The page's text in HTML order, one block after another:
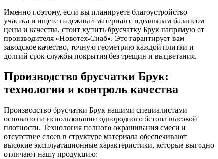
Именно поэтому, если вы планируете благоустройство
участка и ищете надежный материал с идеальным балансом
цены и качества, стоит купить брусчатку Брук напрямую от
производителя «Новотех-Снаб». Это гарантирует вам
заводское качество, точную геометрию каждой плитки и
долгий срок службы покрытия без трещин и выцветания.
Производство брусчатки Брук:
технологии и контроль качества
Производство брусчатки Брук нашими специалистами
основано на использовании однородного бетона высокой
плотности. Технология полного окрашивания смеси и
отсутствие слоев в структуре материала обеспечивают
высокие эксплуатационные характеристики, которые выгодно
отличают нашу продукцию: